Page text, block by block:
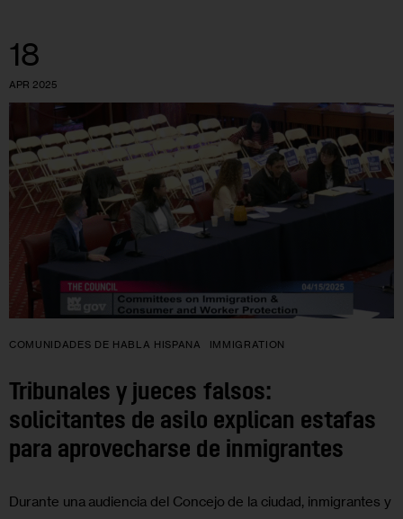
18
APR 2025
COMUNIDADES DE HABLA HISPANA IMMIGRATION
Tribunales y jueces falsos:
solicitantes de asilo explican estafas
para aprovecharse de inmigrantes
Durante una audiencia del Concejo de la ciudad, inmigrantes y